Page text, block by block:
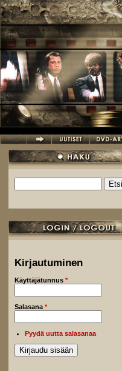
Hyppää pääsisältöön
Hakulomake
Kirjautuminen
Käyttäjätunnus *
Salasana *
Pyydä uutta salasanaa